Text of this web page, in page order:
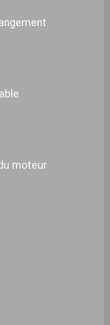
moteur